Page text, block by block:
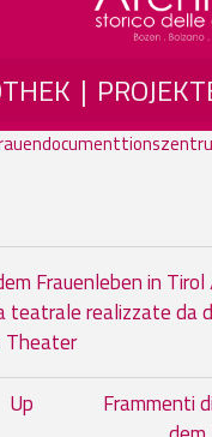
Frauenleben in
teatrale realizzate da
Theater
Up
Frammenti